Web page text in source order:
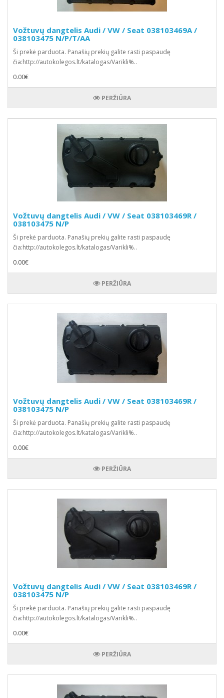
Vožtuvų dangtelis Audi / VW / Seat 038103469A /
038103475 N/P/T/AA
Ši prekė parduota. Panašių prekių galite rasti paspaudę
čia:http://autokolegos.lt/katalogas/Varikli%..
0.00€
PERŽIŪRA
Vožtuvų dangtelis Audi / VW / Seat 038103469R /
038103475 N/P
Ši prekė parduota. Panašių prekių galite rasti paspaudę
čia:http://autokolegos.lt/katalogas/Varikli%..
0.00€
PERŽIŪRA
Vožtuvų dangtelis Audi / VW / Seat 038103469R /
038103475 N/P
Ši prekė parduota. Panašių prekių galite rasti paspaudę
čia:http://autokolegos.lt/katalogas/Varikli%..
0.00€
PERŽIŪRA
Vožtuvų dangtelis Audi / VW / Seat 038103469R /
038103475 N/P
Ši prekė parduota. Panašių prekių galite rasti paspaudę
čia:http://autokolegos.lt/katalogas/Varikli%..
0.00€
PERŽIŪRA